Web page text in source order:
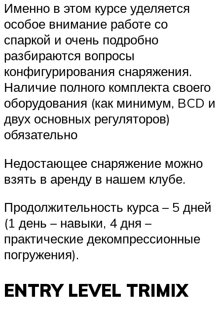
Именно в этом курсе уделяется
особое внимание работе со
спаркой и очень подробно
разбираются вопросы
конфигурирования снаряжения.
Наличие полного комплекта своего
оборудования (как минимум, BCD и
двух основных регуляторов)
обязательно
Недостающее снаряжение можно
взять в аренду в нашем клубе.
Продолжительность курса – 5 дней
(1 день – навыки, 4 дня –
практические декомпрессионные
погружения).
ENTRY LEVEL TRIMIX